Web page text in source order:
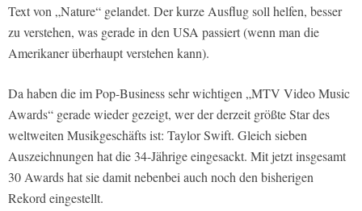
Text von „Nature“ gelandet. Der kurze Ausflug soll helfen, besser
zu verstehen, was gerade in den USA passiert (wenn man die
Amerikaner überhaupt verstehen kann).
Da haben die im Pop-Business sehr wichtigen „MTV Video Music
Awards“ gerade wieder gezeigt, wer der derzeit größte Star des
weltweiten Musikgeschäfts ist: Taylor Swift. Gleich sieben
Auszeichnungen hat die 34-Jährige eingesackt. Mit jetzt insgesamt
30 Awards hat sie damit nebenbei auch noch den bisherigen
Rekord eingestellt.